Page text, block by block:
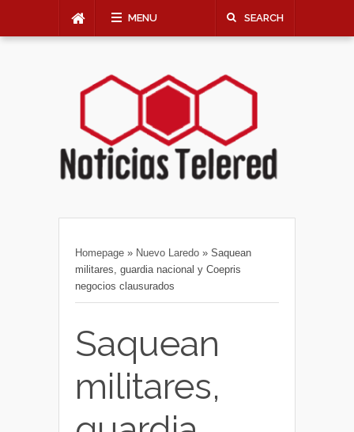
MENU SEARCH
Homepage » Nuevo Laredo » Saquean
militares, guardia nacional y Coepris
negocios clausurados
Saquean
militares,